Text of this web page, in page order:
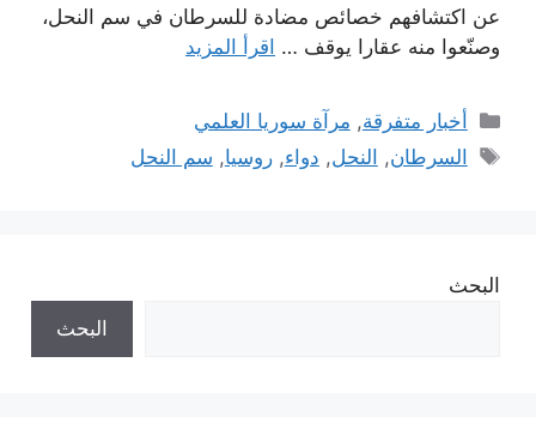
عن اكتشافهم خصائص مضادة للسرطان في سم النحل،
وصنّعوا منه عقارا يوقف … اقرأ المزيد
التصنيفات
أخبار متفرقة, مرآة سوريا العلمي
الوسوم
السرطان, النحل, دواء,روسيا, سم النحل
البحث
البحث